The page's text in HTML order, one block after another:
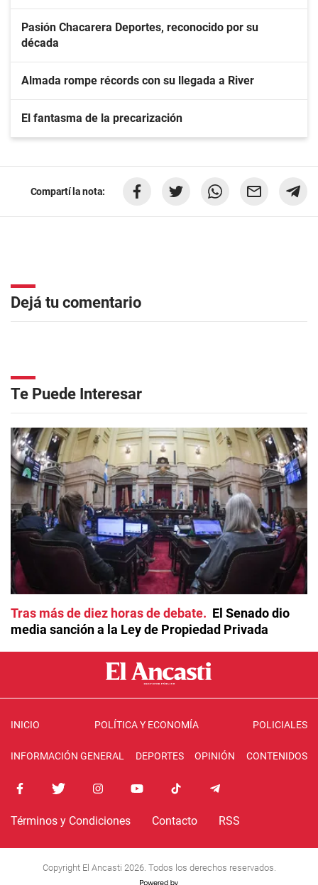
Pasión Chacarera Deportes, reconocido por su
década
Almada rompe récords con su llegada a River
El fantasma de la precarización
Compartí la nota:
Dejá tu comentario
Te Puede Interesar
Tras más de diez horas de debate
El Senado dio
media sanción a la Ley de Propiedad Privada
INICIO POLÍTICA Y ECONOMÍA POLICIALES
INFORMACIÓN GENERAL DEPORTES OPINIÓN CONTENIDOS
Términos y Condiciones Contacto RSS
Copyright El Ancasti 2026. Todos los derechos reservados.